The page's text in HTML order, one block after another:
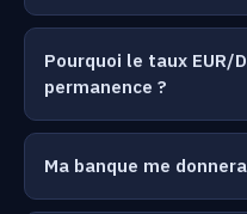
Pourquoi le taux EUR/
permanence ?
Ma banque me